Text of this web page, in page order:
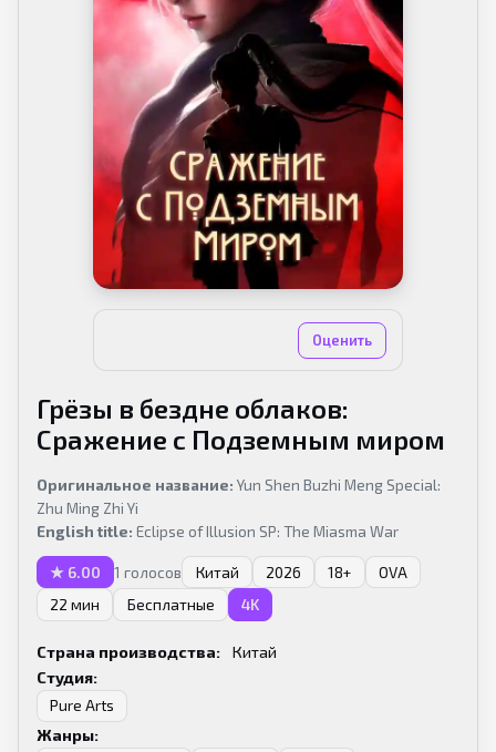
Оценить
(1 голос)
Грёзы в бездне облаков:
Сражение с Подземным миром
Оригинальное название: Yun Shen Buzhi Meng Special:
Zhu Ming Zhi Yi
English title: Eclipse of Illusion SP: The Miasma War
★ 6.00 1 голосов Китай 2026 18+
OVA
22 мин
Бесплатные 4K
Страна производства:
Китай
Студия:
Pure Arts
Жанры: